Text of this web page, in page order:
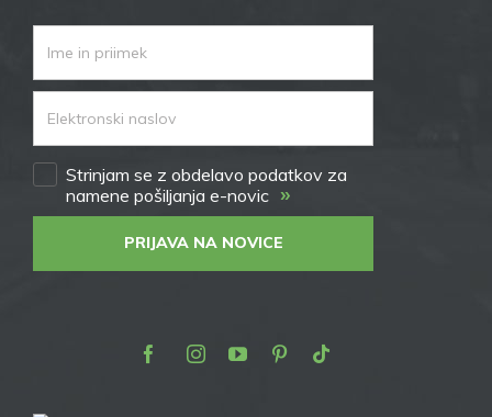
Strinjam se z obdelavo podatkov za
namene pošiljanja e-novic »
PRIJAVA NA NOVICE
FacebookInstagram
YoutubePinterest